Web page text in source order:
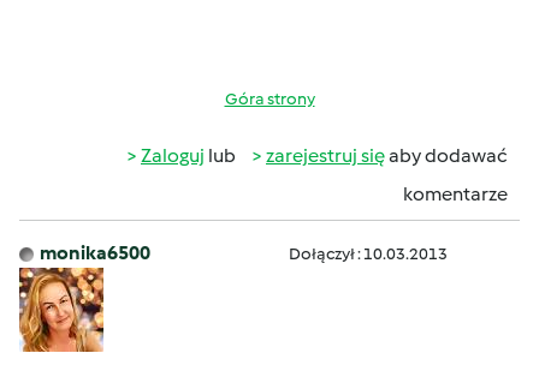
Góra strony
Zaloguj lub zarejestruj sięaby dodawać
komentarze
monika6500 Dołączył : 10.03.2013